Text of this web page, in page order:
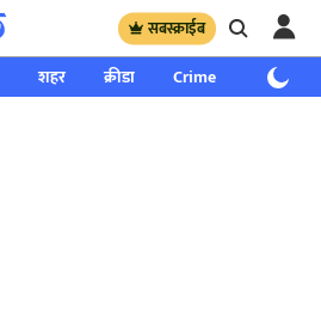
सबस्क्राईब
शहर क्रीडा Crime साप्ताहिक